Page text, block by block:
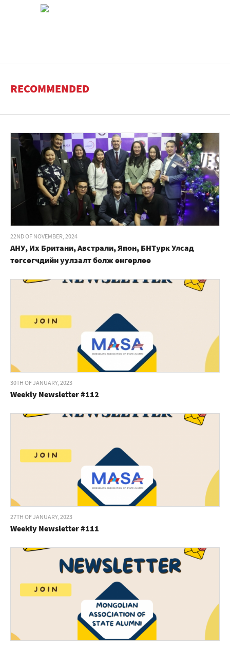
RECOMMENDED
22ND OF NOVEMBER, 2024
АНУ, Их Британи, Австрали, Япон, БНТурк Улсад
төгсөгчдийн уулзалт болж өнгөрлөө
30TH OF JANUARY, 2023
Weekly Newsletter #112
27TH OF JANUARY, 2023
Weekly Newsletter #111